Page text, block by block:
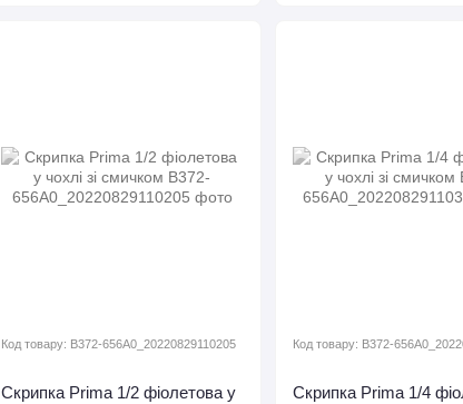
Код товару: B372-656A0_20220829110205
Скрипка Prima 1/2 фіолетова у
Код товару: B372-
Скрипка Prima 1/4